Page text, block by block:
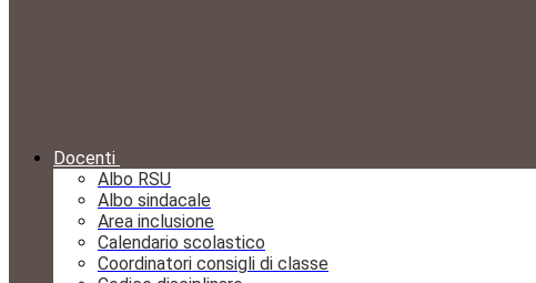
Docenti
Albo RSU
Albo sindacale
Area inclusione
Calendario scolastico
Coordinatori consigli di classe